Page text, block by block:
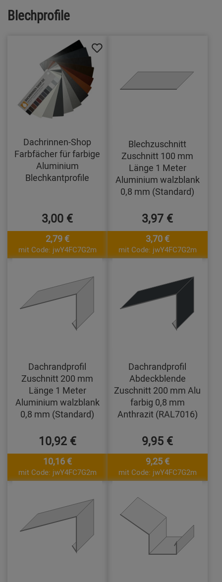
Blechprofile
Dachrinnen-Shop
Farbfächer für farbige
Aluminium
Blechkantprofile
3,00 €
2,79 €
mit Code: jwY4FC7G2m
Blechzuschnitt
Zuschnitt 100 mm
Länge 1 Meter
Aluminium walzblank
0,8 mm (Standard)
3,97 €
3,70 €
mit Code: jwY4FC7G2m
Dachrandprofil
Zuschnitt 200 mm
Länge 1 Meter
Aluminium walzblank
0,8 mm (Standard)
10,92 €
10,16 €
mit Code: jwY4FC7G2m
Dachrandprofil
Abdeckblende
Zuschnitt 200 mm Alu
farbig 0,8 mm
Anthrazit (RAL7016)
9,95 €
9,25 €
mit Code: jwY4FC7G2m